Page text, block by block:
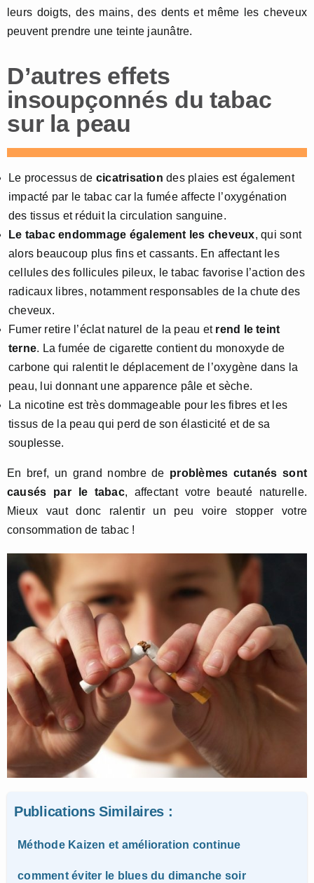
leurs doigts, des mains, des dents et même les cheveux
peuvent prendre une teinte jaunâtre.
D’autres effets
insoupçonnés du tabac
sur la peau
Le processus de cicatrisation des plaies est également
impacté par le tabac car la fumée affecte l’oxygénation
des tissus et réduit la circulation sanguine.
Le tabac endommage également les cheveux, qui sont
alors beaucoup plus fins et cassants. En affectant les
cellules des follicules pileux, le tabac favorise l’action des
radicaux libres, notamment responsables de la chute des
cheveux.
Fumer retire l’éclat naturel de la peau et rend le teint
terne. La fumée de cigarette contient du monoxyde de
carbone qui ralentit le déplacement de l’oxygène dans la
peau, lui donnant une apparence pâle et sèche.
La nicotine est très dommageable pour les fibres et les
tissus de la peau qui perd de son élasticité et de sa
souplesse.
En bref, un grand nombre de problèmes cutanés sont
causés par le tabac, affectant votre beauté naturelle.
Mieux vaut donc ralentir un peu voire stopper votre
consommation de tabac !
Publications Similaires :
Méthode Kaizen et amélioration continue
comment éviter le blues du dimanche soir